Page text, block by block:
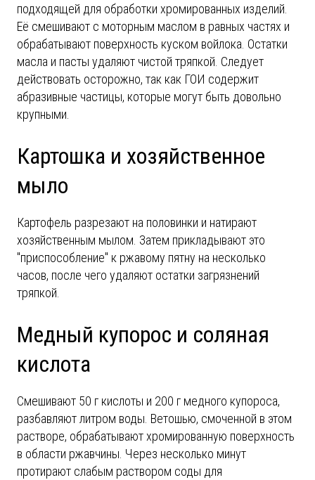
подходящей для обработки хромированных изделий.
Её смешивают с моторным маслом в равных частях и
обрабатывают поверхность куском войлока. Остатки
масла и пасты удаляют чистой тряпкой. Следует
действовать осторожно, так как ГОИ содержит
абразивные частицы, которые могут быть довольно
крупными.
Картошка и хозяйственное
мыло
Картофель разрезают на половинки и натирают
хозяйственным мылом. Затем прикладывают это
"приспособление" к ржавому пятну на несколько
часов, после чего удаляют остатки загрязнений
тряпкой.
Медный купорос и соляная
кислота
Смешивают 50 г кислоты и 200 г медного купороса,
разбавляют литром воды. Ветошью, смоченной в этом
растворе, обрабатывают хромированную поверхность
в области ржавчины. Через несколько минут
протирают слабым раствором соды для